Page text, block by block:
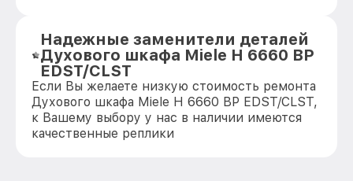
Надежные заменители деталей
Духового шкафа Miele H 6660 BP
EDST/CLST
Если Вы желаете низкую стоимость ремонта
Духового шкафа Miele H 6660 BP EDST/CLST,
к Вашему выбору у нас в наличии имеются
качественные реплики